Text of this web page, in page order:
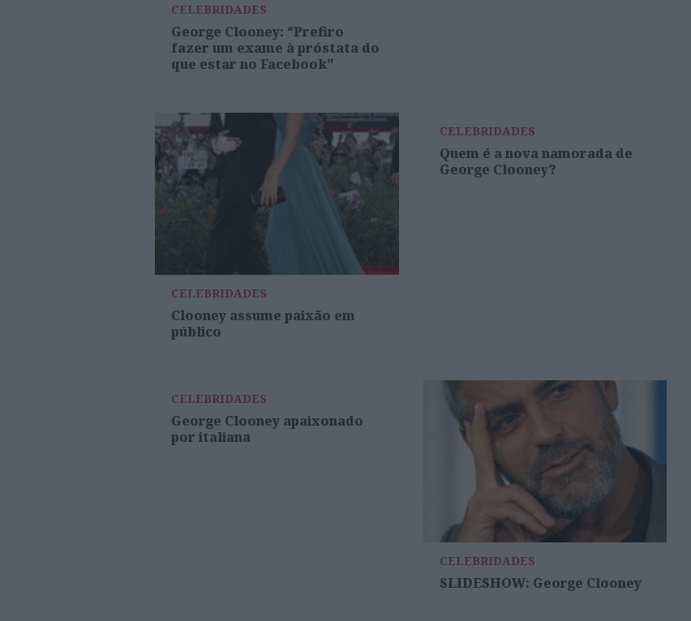
CELEBRIDADES
George Clooney: “Prefiro
fazer um exame à próstata do
que estar no Facebook"
CELEBRIDADES
Clooney assume paixão em
público
CELEBRIDADES
Quem é a nova namorada de
George Clooney?
CELEBRIDADES
George Clooney apaixonado
por italiana
CELEBRIDADES
SLIDESHOW: George Clooney